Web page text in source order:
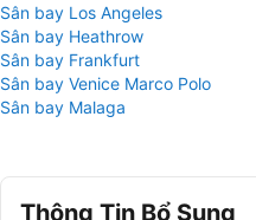
Sân bay Los Angeles
Sân bay Heathrow
Sân bay Frankfurt
Sân bay Venice Marco Polo
Sân bay Malaga
Thông Tin Bổ Sung